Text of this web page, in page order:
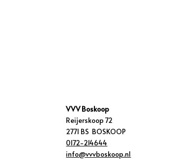
VVV Boskoop
Reijerskoop 72
2771 BS BOSKOOP
0172-214644
info@vvvboskoop.nl